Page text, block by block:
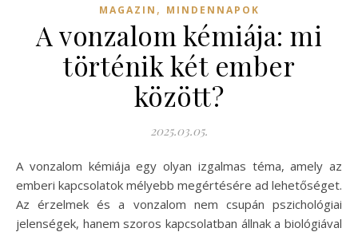
MAGAZIN , MINDENNAPOK
A vonzalom kémiája: mi
történik két ember
között?
2025.03.05.
A vonzalom kémiája egy olyan izgalmas téma, amely az
emberi kapcsolatok mélyebb megértésére ad lehetőséget.
Az érzelmek és a vonzalom nem csupán pszichológiai
jelenségek, hanem szoros kapcsolatban állnak a biológiával